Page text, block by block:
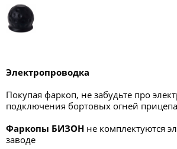
Электропроводка
Покупая фаркоп, не забудьте про
подключения бортовых огней
Фаркопы БИЗОН не комплектуются
заводе